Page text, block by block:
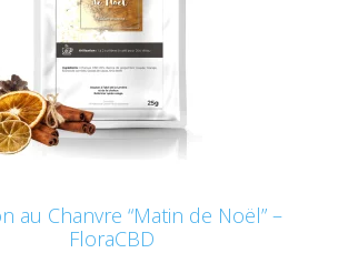
au Chanvre “Matin de Noël” –
FloraCBD